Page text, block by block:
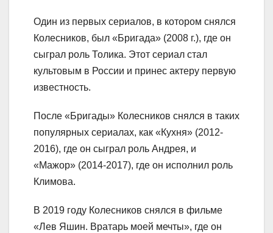
Один из первых сериалов, в котором снялся
Колесников, был «Бригада» (2008 г.), где он
сыграл роль Толика. Этот сериал стал
культовым в России и принес актеру первую
известность.
После «Бригады» Колесников снялся в таких
популярных сериалах, как «Кухня» (2012-
2016), где он сыграл роль Андрея, и
«Мажор» (2014-2017), где он исполнил роль
Климова.
В 2019 году Колесников снялся в фильме
«Лев Яшин. Вратарь моей мечты», где он